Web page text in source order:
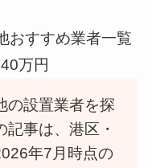
おすすめ業者一覧
万円
の設置業者を探
記事は、港区・
年7月時点の